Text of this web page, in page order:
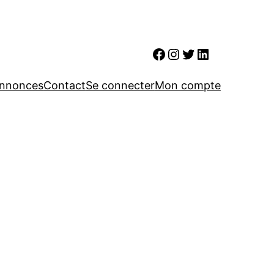
Facebook
Instagram
Twitter
LinkedIn
ContactSe connecterMon compte